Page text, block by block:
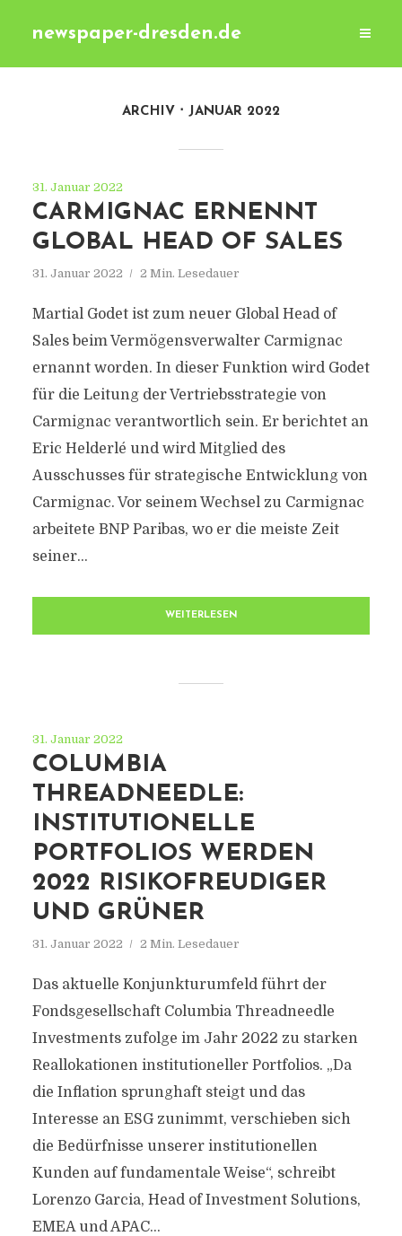
newspaper-dresden.de
ARCHIV JANUAR 2022
31. Januar 2022
CARMIGNAC ERNENNT
GLOBAL HEAD OF SALES
31. Januar 2022 2 Min. Lesedauer
Martial Godet ist zum neuer Global Head of
Sales beim Vermögensverwalter Carmignac
ernannt worden. In dieser Funktion wird Godet
für die Leitung der Vertriebsstrategie von
Carmignac verantwortlich sein. Er berichtet an
Eric Helderlé und wird Mitglied des
Ausschusses für strategische Entwicklung von
Carmignac. Vor seinem Wechsel zu Carmignac
arbeitete BNP Paribas, wo er die meiste Zeit
seiner...
WEITERLESEN
31. Januar 2022
COLUMBIA
THREADNEEDLE:
INSTITUTIONELLE
PORTFOLIOS WERDEN
2022 RISIKOFREUDIGER
UND GRÜNER
31. Januar 2022 2 Min. Lesedauer
Das aktuelle Konjunkturumfeld führt der
Fondsgesellschaft Columbia Threadneedle
Investments zufolge im Jahr 2022 zu starken
Reallokationen institutioneller Portfolios. „Da
die Inflation sprunghaft steigt und das
Interesse an ESG zunimmt, verschieben sich
die Bedürfnisse unserer institutionellen
Kunden auf fundamentale Weise“, schreibt
Lorenzo Garcia, Head of Investment Solutions,
EMEA und APAC...